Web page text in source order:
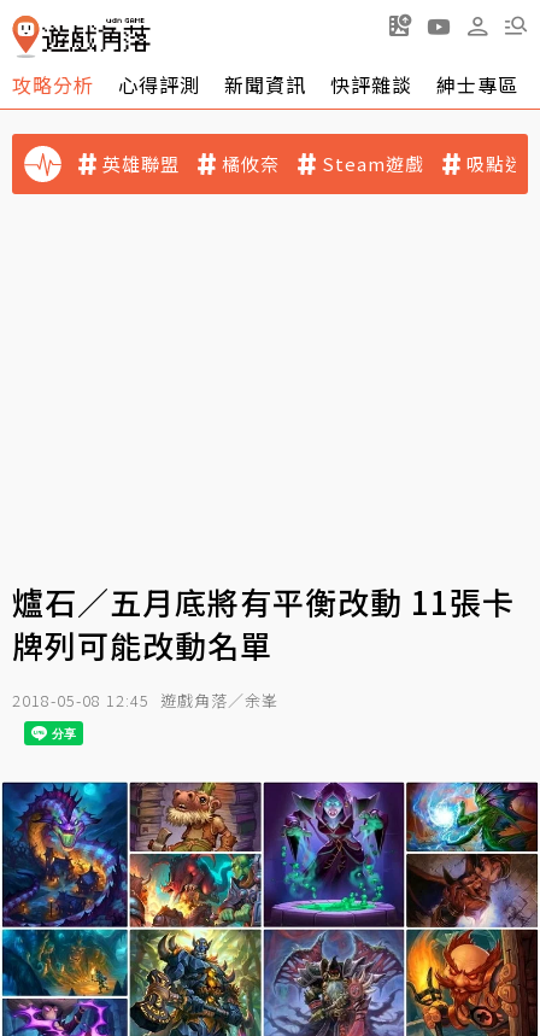
攻略分析 心得評測 新聞資訊 快評雜談 紳士專區
英雄聯盟 橘攸奈 Steam遊戲 吸點迷
爐石／五月底將有平衡改動 11張卡
牌列可能改動名單
2018-05-08 12:45 遊戲角落／余峯